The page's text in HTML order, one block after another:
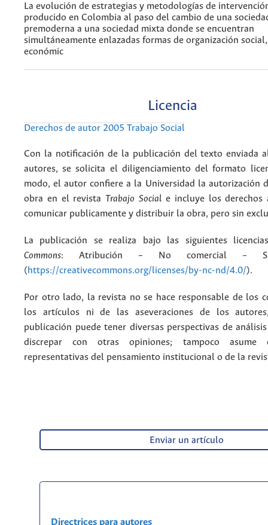
La evolución de estrategias y metodologías de
producido en Colombia al paso del cambio de una
premoderna a una sociedad mixta donde se encuentran
simultáneamente enlazadas formas de organización
económic
Licencia
Derechos de autor 2005 Trabajo Social
Con la notificación de la publicación del texto enviada
autores, se solicita el diligenciamiento del formato
modo, el autor confiere a la Universidad la autorización
obra en el revistaTrabajo Social e incluye los derechos
comunicar publicamente y distribuir la obra, pero sin
La publicación se realiza bajo las siguientes
Commons: Atribución – No comercial –
(https://creativecommons.org/licenses/by-nc-nd/4.0/).
Por otro lado, la revista no se hace responsable de los
los artículos ni de las aseveraciones de los
publicación puede tener diversas perspectivas de
discrepar con otras opiniones; tampoco asume
representativas del pensamiento institucional o de la
Enviar un artículo
Directrices para autores